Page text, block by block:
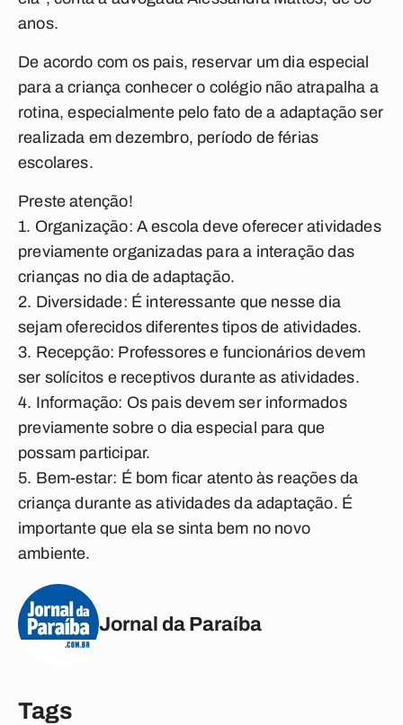
anos.
De acordo com os pais, reservar um dia especial
para a criança conhecer o colégio não atrapalha a
rotina, especialmente pelo fato de a adaptação ser
realizada em dezembro, período de férias
escolares.
Preste atenção!
1. Organização: A escola deve oferecer atividades
previamente organizadas para a interação das
crianças no dia de adaptação.
2. Diversidade: É interessante que nesse dia
sejam oferecidos diferentes tipos de atividades.
3. Recepção: Professores e funcionários devem
ser solícitos e receptivos durante as atividades.
4. Informação: Os pais devem ser informados
previamente sobre o dia especial para que
possam participar.
5. Bem-estar: É bom ficar atento às reações da
criança durante as atividades da adaptação. É
importante que ela se sinta bem no novo
ambiente.
Jornal da Paraíba
Tags